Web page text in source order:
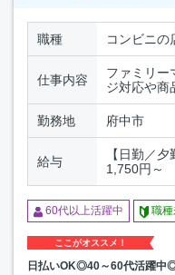
職種 コンビニの
仕事内容
ファミリー
ジ対応や商
勤務地 府中市
給与
【日勤／
1,750円～
60代以上活躍中 職
ここがオススメ！
日払いOK◎40～60代活躍中